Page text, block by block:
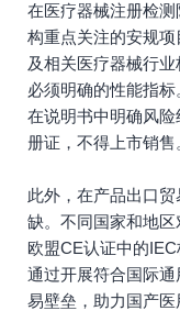
在医疗器械注册检
构重点关注的安规项
及相关医疗器械行
必须明确的性能指
在说明书中明确风
册证，不得上市销售
此外，在产品出口
缺。不同国家和地
欧盟CE认证中的
通过开展符合国际
易壁垒，助力国产医